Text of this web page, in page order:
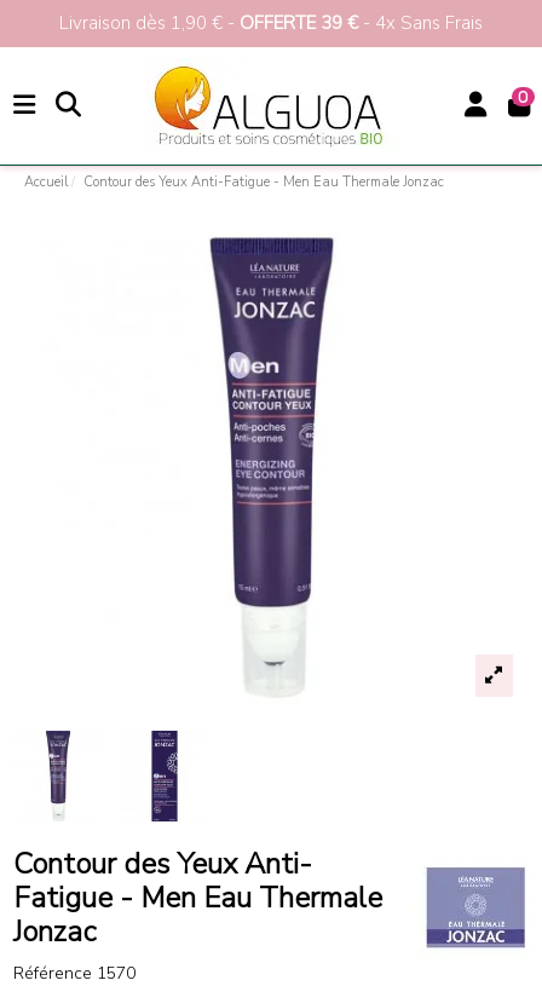
Livraison dès 1,90 € - OFFERTE 39 €- 4x Sans Frais
0
Accueil Contour des Yeux Anti-Fatigue - Men Eau Thermale Jonzac
Contour des Yeux Anti-
Fatigue - Men Eau Thermale
Jonzac
Référence 1570